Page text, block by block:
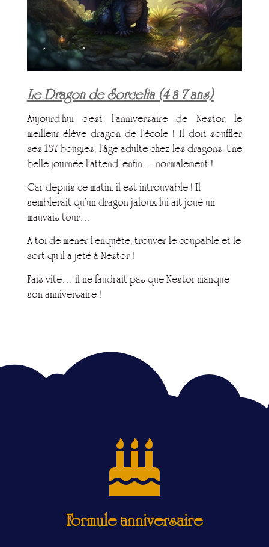
Le Dragon de Sorcelia (4 â 7 ans)
Aujourd’hui c’est l’anniversaire de Nestor, le
meilleur élève dragon de l’école ! Il doit souffler
ses 187 bougies, l’âge adulte chez les dragons. Une
belle journée l’attend, enfin… normalement !
Car depuis ce matin, il est introuvable ! Il
semblerait qu’un dragon jaloux lui ait joué un
mauvais tour…
A toi de mener l’enquête, trouver le coupable et le
sort qu’il a jeté à Nestor !
Fais vite… il ne faudrait pas que Nestor manque
son anniversaire !

Formule anniversaire